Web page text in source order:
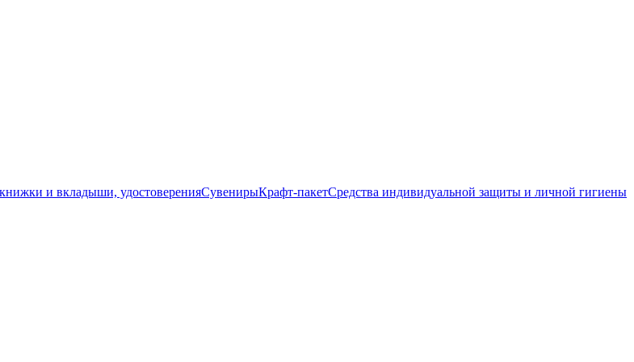
и вкладыши, удостоверенияСувенирыКрафт-пакетСредства индивидуальной защиты и личной гигиены